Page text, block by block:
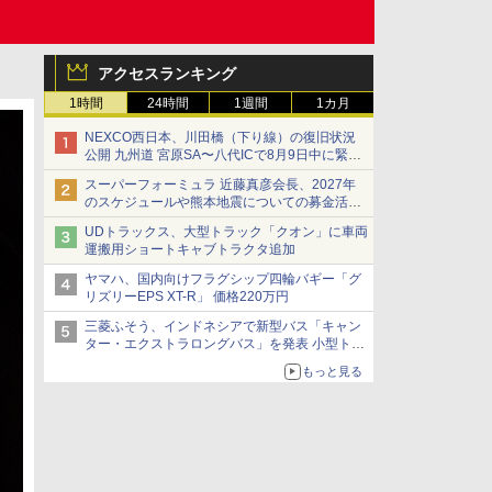
アクセスランキング
1時間 24時間 1週間 1カ月
NEXCO西日本、川田橋（下り線）の復旧状況
公開 九州道 宮原SA〜八代ICで8月9日中に緊急
車両を通行可能に
スーパーフォーミュラ 近藤真彦会長、2027年
のスケジュールや熊本地震についての募金活動
を紹介
UDトラックス、大型トラック「クオン」に車両
運搬用ショートキャブトラクタ追加
ヤマハ、国内向けフラグシップ四輪バギー「グ
リズリーEPS XT-R」 価格220万円
三菱ふそう、インドネシアで新型バス「キャン
ター・エクストラロングバス」を発表 小型トラ
ックベースの観光・旅客輸送向けバス
もっと見る